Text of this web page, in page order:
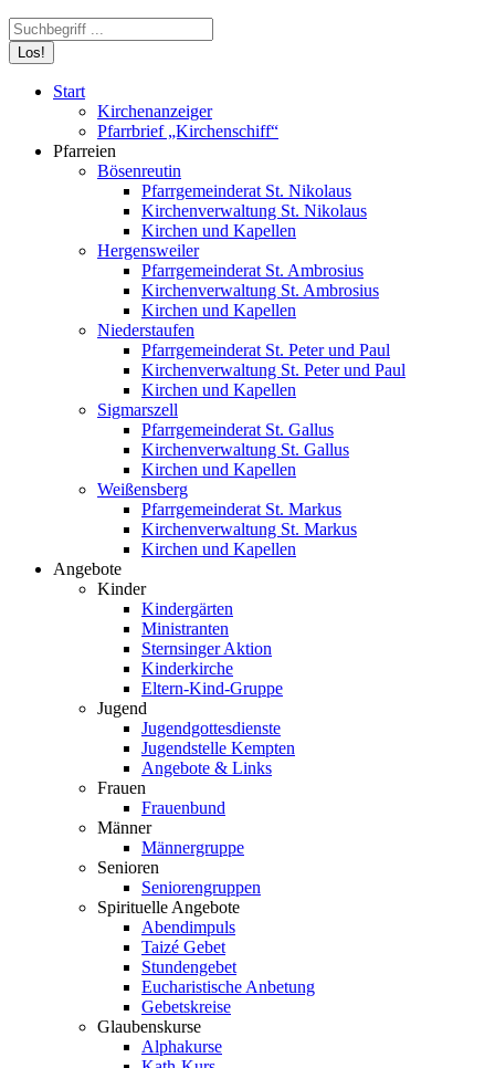
Search:
Start
Kirchenanzeiger
Pfarrbrief „Kirchenschiff“
Pfarreien
Bösenreutin
Pfarrgemeinderat St. Nikolaus
Kirchenverwaltung St. Nikolaus
Kirchen und Kapellen
Hergensweiler
Pfarrgemeinderat St. Ambrosius
Kirchenverwaltung St. Ambrosius
Kirchen und Kapellen
Niederstaufen
Pfarrgemeinderat St. Peter und Paul
Kirchenverwaltung St. Peter und Paul
Kirchen und Kapellen
Sigmarszell
Pfarrgemeinderat St. Gallus
Kirchenverwaltung St. Gallus
Kirchen und Kapellen
Weißensberg
Pfarrgemeinderat St. Markus
Kirchenverwaltung St. Markus
Kirchen und Kapellen
Angebote
Kinder
Kindergärten
Ministranten
Sternsinger Aktion
Kinderkirche
Eltern-Kind-Gruppe
Jugend
Jugendgottesdienste
Jugendstelle Kempten
Angebote & Links
Frauen
Frauenbund
Männer
Männergruppe
Senioren
Seniorengruppen
Spirituelle Angebote
Abendimpuls
Taizé Gebet
Stundengebet
Eucharistische Anbetung
Gebetskreise
Glaubenskurse
Alphakurse